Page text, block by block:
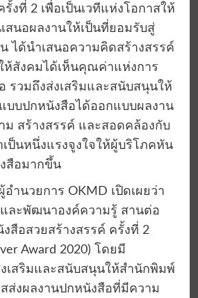
รั้งที่ 2 เพื่อเป็นเวทีแห่งโอกาสให้
สนอผลงานให้เป็นที่ยอมรับสู่
ได้นำเสนอความคิดสร้างสรรค์
ห้สังคมได้เห็นคุณค่าแห่งการ
รวมถึงส่งเสริมและสนับสนุนให้
บบปกหนังสือได้ออกแบบผลงาน
สร้างสรรค์ และสอดคล้องกับ
เป็นหนึ่งแรงจูงใจให้ผู้บริโภคหัน
สือมากขึ้น
ำนวยการ OKMD เปิดเผยว่า
และพัฒนาองค์ความรู้ สานต่อ
สือสวยสร้างสรรค์ ครั้งที่ 2
Award 2020) โดยมี
เสริมและสนับสนุนให้สำนักพิมพ์
ส่งผลงานปกหนังสือที่มีความ